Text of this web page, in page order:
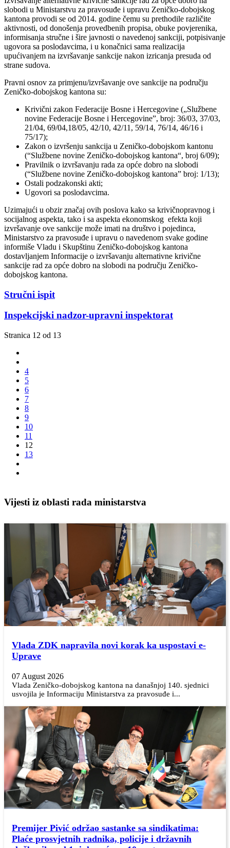
slobodi u Ministarstvu za pravosuđe i upravu Zeničko-dobojskog
kantona provodi se od 2014. godine čemu su prethodile različite
aktivnosti, od donošenja provedbenih propisa, obuke povjerenika,
informisanja stručne i šire javnosti o navedenoj sankciji, potpisivanje
ugovora sa poslodavcima, i u konačnici sama realizacija
upućivanjem na izvršavanje sankcije nakon izricanja presuda od
strane sudova.
Pravni osnov za primjenu/izvršavanje ove sankcije na području
Zeničko-dobojskog kantona su:
Krivični zakon Federacije Bosne i Hercegovine („Službene
novine Federacije Bosne i Hercegovine”, broj: 36/03, 37/03,
21/04, 69/04,18/05, 42/10, 42/11, 59/14, 76/14, 46/16 i
75/17);
Zakon o izvršenju sankcija u Zeničko-dobojskom kantonu
(“Službene novine Zeničko-dobojskog kantona“, broj 6/09);
Pravilnik o izvršavanju rada za opće dobro na slobodi
(“Službene novine Zeničko-dobojskog kantona” broj: 1/13);
Ostali podzakonski akti;
Ugovori sa poslodavcima.
Uzimajući u obzir značaj ovih poslova kako sa krivičnopravnog i
socijalnog aspekta, tako i sa aspekta ekonomskog efekta koji
izvršavanje ove sankcije može imati na društvo i pojedinca,
Ministarstvo za pravosuđe i upravu o navedenom svake godine
informiše Vladu i Skupštinu Zeničko-dobojskog kantona
dostavljanjem Informacije o izvršavanju alternativne krivične
sankcije rad za opće dobro na slobodi na području Zeničko-
dobojskog kantona.
Stručni ispit
Inspekcijski nadzor-upravni inspektorat
Stranica 12 od 13
4
5
6
7
8
9
10
11
12
13
Vijesti iz oblasti rada ministarstva
Vlada ZDK napravila novi korak ka uspostavi e-
Uprave
07 August 2026
Vlada Zeničko-dobojskog kantona na današnjoj 140. sjednici
usvojila je Informaciju Ministarstva za pravosuđe i...
Premijer Pivić održao sastanke sa sindikatima:
Plaće prosvjetnih radnika, policije i državnih